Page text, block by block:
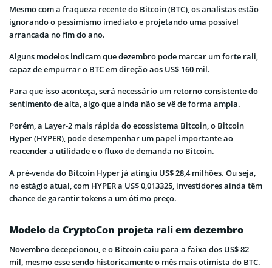
Mesmo com a fraqueza recente do Bitcoin (BTC), os analistas estão
ignorando o pessimismo imediato e projetando uma possível
arrancada no fim do ano.
Alguns modelos indicam que dezembro pode marcar um forte rali,
capaz de empurrar o BTC em direção aos US$ 160 mil.
Para que isso aconteça, será necessário um retorno consistente do
sentimento de alta, algo que ainda não se vê de forma ampla.
Porém, a Layer-2 mais rápida do ecossistema Bitcoin, o Bitcoin
Hyper (HYPER), pode desempenhar um papel importante ao
reacender a utilidade e o fluxo de demanda no Bitcoin.
A pré-venda do Bitcoin Hyper já atingiu US$ 28,4 milhões. Ou seja,
no estágio atual, com HYPER a US$ 0,013325, investidores ainda têm
chance de garantir tokens a um ótimo preço.
Modelo da CryptoCon projeta rali em dezembro
Novembro decepcionou, e o Bitcoin caiu para a faixa dos US$ 82
mil, mesmo esse sendo historicamente o mês mais otimista do BTC.